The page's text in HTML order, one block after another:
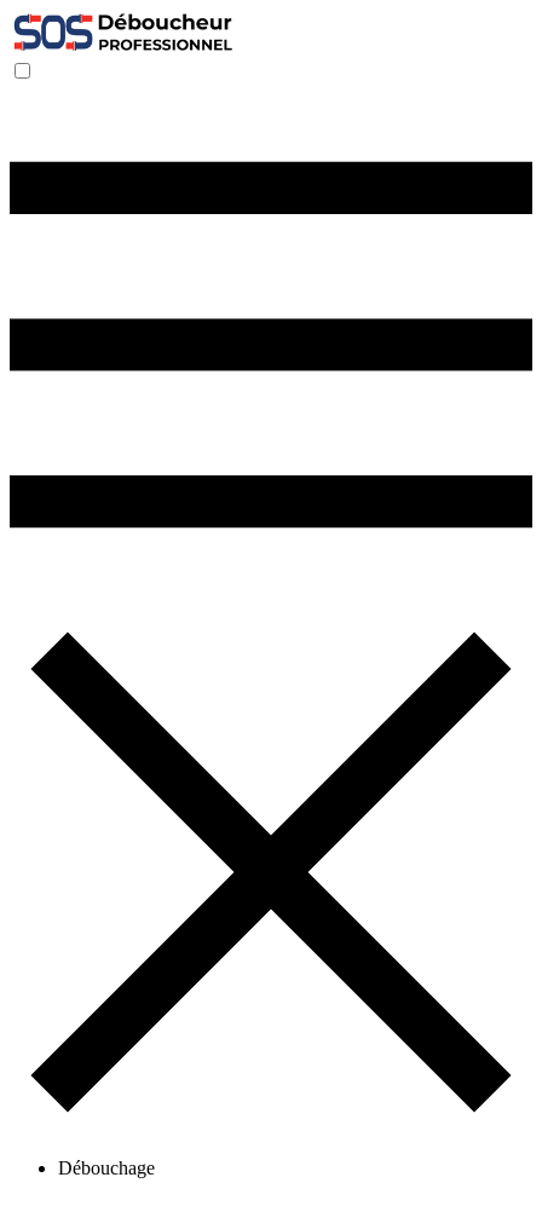
Débouchage